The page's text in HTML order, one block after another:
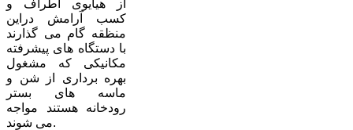
از هیایوی اطراف و
کسب آرامش دراین
منظقه گام می گذارند
با دستگاه های پیشرفته
مکانیکی که مشغول
بهره برداری از شن و
ماسه های بستر
رودخانه هستند مواجه
می شوند.